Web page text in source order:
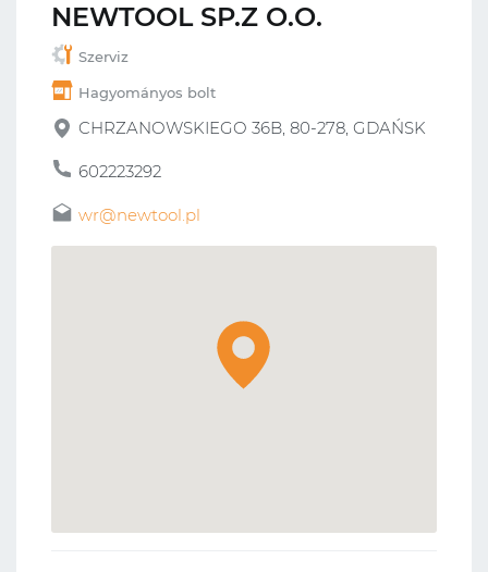
NEWTOOL SP.Z O.O.
Szerviz
Hagyományos bolt
CHRZANOWSKIEGO 36B, 80-278, GDAŃSK
602223292
wr@newtool.pl